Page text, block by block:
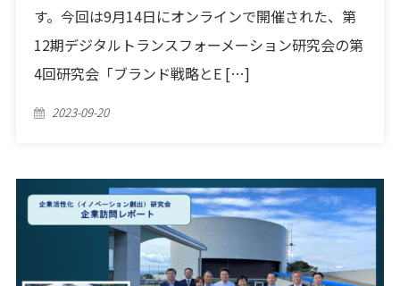
す。今回は9月14日にオンラインで開催された、第
12期デジタルトランスフォーメーション研究会の第
4回研究会「ブランド戦略とE […]
Posted
2023-09-20